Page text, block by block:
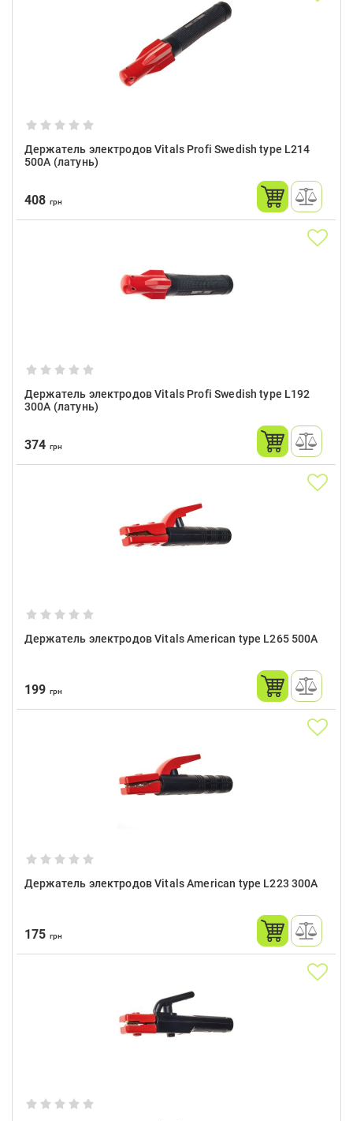
Держатель электродов Vitals Profi Swedish type L214
500A (латунь)
408 грн
Держатель электродов Vitals Profi Swedish type L192
300A (латунь)
374 грн
Держатель электродов Vitals American type L265 500A
199 грн
Держатель электродов Vitals American type L223 300A
175 грн